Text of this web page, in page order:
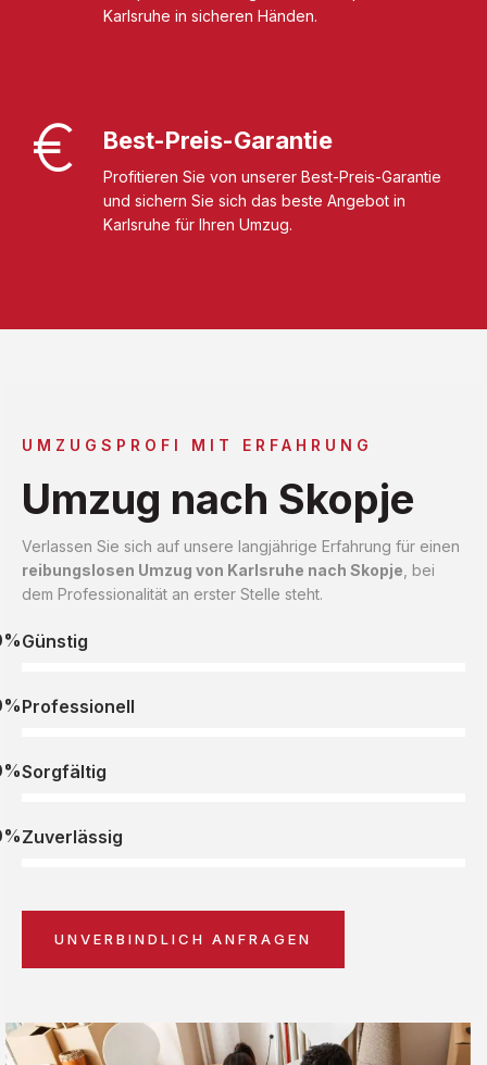
Karlsruhe in sicheren Händen.
Best-Preis-Garantie
Profitieren Sie von unserer Best-Preis-Garantie
und sichern Sie sich das beste Angebot in
Karlsruhe für Ihren Umzug.
UMZUGSPROFI MIT ERFAHRUNG
Umzug nach Skopje
Verlassen Sie sich auf unsere langjährige Erfahrung für einen
reibungslosen Umzug von Karlsruhe nach Skopje , bei
dem Professionalität an erster Stelle steht.
Günstig
Professionell
Sorgfältig
Zuverlässig
UNVERBINDLICH ANFRAGEN